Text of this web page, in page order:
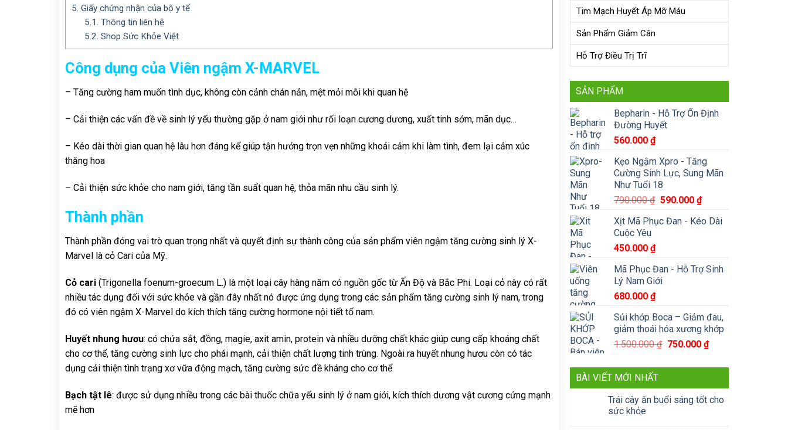
5. Giấy chứng nhận của bộ y tế
5.1. Thông tin liên hệ
5.2. Shop Sức Khỏe Việt
Công dụng của Viên ngậm X-MARVEL
– Tăng cường ham muốn tình dục, không còn cảnh chán nản, mệt mỏi mỗi khi quan hệ
– Cải thiện các vấn đề về sinh lý yếu thường gặp ở nam giới như rối loạn cương dương, xuất tinh sớm, mãn dục…
– Kéo dài thời gian quan hệ lâu hơn đáng kể giúp tận hưởng trọn vẹn những khoái cảm khi làm tình, đem lại cảm xúc
thăng hoa
– Cải thiện sức khỏe cho nam giới, tăng tần suất quan hệ, thỏa mãn nhu cầu sinh lý.
Thành phần
Thành phần đóng vai trò quan trọng nhất và quyết định sự thành công của sản phẩm viên ngậm tăng cường sinh lý X-
Marvel là cỏ Cari của Mỹ.
Cỏ cari(Trigonella foenum-groecum L.) là một loại cây hàng năm có nguồn gốc từ Ấn Độ và Bắc Phi. Loại cỏ này có rất
nhiều tác dụng đối với sức khỏe và gần đây nhất nó được ứng dụng trong các sản phẩm tăng cường sinh lý nam, trong
đó có viên ngậm X-Marvel do kích thích tăng cường hormone nội tiết tố nam.
Huyết nhung hươu: có chứa sắt, đồng, magie, axit amin, protein và nhiều dưỡng chất khác giúp cung cấp khoáng chất
cho cơ thể, tăng cường sinh lực cho phái mạnh, cải thiện chất lượng tinh trùng. Ngoài ra huyết nhung hươu còn có tác
dụng cải thiện tình trạng xơ vữa động mạch, tăng cường sức đề kháng cho cơ thể
Bạch tật lê: được sử dụng nhiều trong các bài thuốc chữa yếu sinh lý ở nam giới, kích thích dương vật cương cứng mạnh
mẽ hơn
Tim Mạch Huyết Áp Mỡ Máu
Sản Phẩm Giảm Cân
Hỗ Trợ Điều Trị Trĩ
SẢN PHẨM
Bepharin - Hỗ Trợ Ổn Định
Đường Huyết
560.000₫
Kẹo Ngậm Xpro - Tăng
Cường Sinh Lực, Sung Mãn
Như Tuổi 18
790.000₫ Giá
là:
590.000₫Giá
tại
Xịt Mã Phục Đan - Kéo Dài
Cuộc Yêu
450.000₫
Mã Phục Đan - Hỗ Trợ Sinh
Lý Nam Giới
680.000₫
Sủi khớp Boca – Giảm đau,
giảm thoái hóa xương khớp
1.500.000₫ Giá
là:
750.000₫Giá
tại
BÀI VIẾT MỚI NHẤT
Trái cây ăn buổi sáng tốt cho
sức khỏe